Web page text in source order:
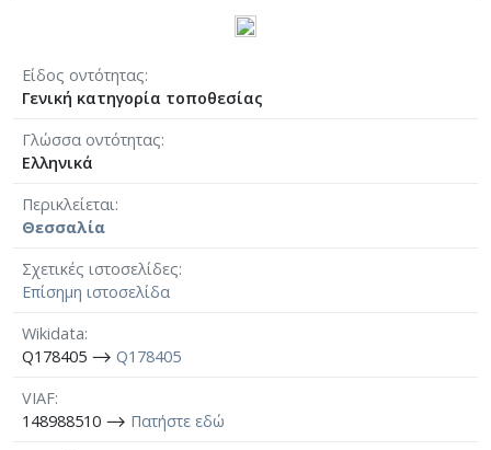
Είδος οντότητας
Γενική κατηγορία τοποθεσίας
Γλώσσα οντότητας
Ελληνικά
Περικλείεται
Θεσσαλία
Σχετικές ιστοσελίδες
Επίσημη ιστοσελίδα
Wikidata
Q178405 ⟶ Q178405
VIAF
148988510 ⟶ Πατήστε εδώ